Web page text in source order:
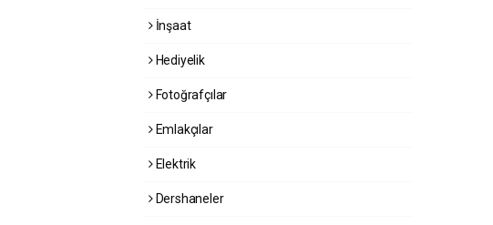
İnşaat
Hediyelik
Fotoğrafçılar
Emlakçılar
Elektrik
Dershaneler